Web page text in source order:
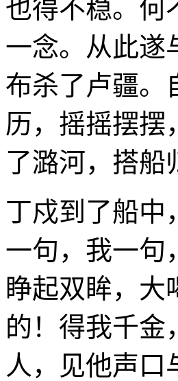
也得不稳。何
一念。从此遂
布杀了卢疆。
历，摇摇摆摆
了潞河，搭船
丁戍到了船中
一句，我一句
睁起双眸，大
的！得我千金
人，见他声口